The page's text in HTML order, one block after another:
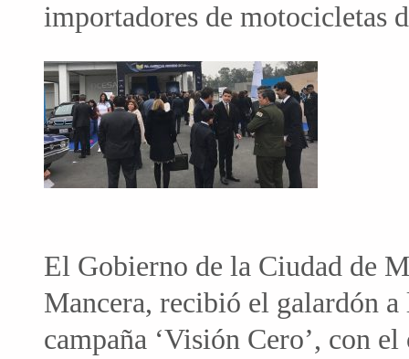
importadores de motocicletas
El Gobierno de la Ciudad de
Mancera, recibió el galardón
campaña ‘Visión Cero’, con